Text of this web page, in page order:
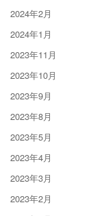
2024年2月
2024年1月
2023年11月
2023年10月
2023年9月
2023年8月
2023年5月
2023年4月
2023年3月
2023年2月